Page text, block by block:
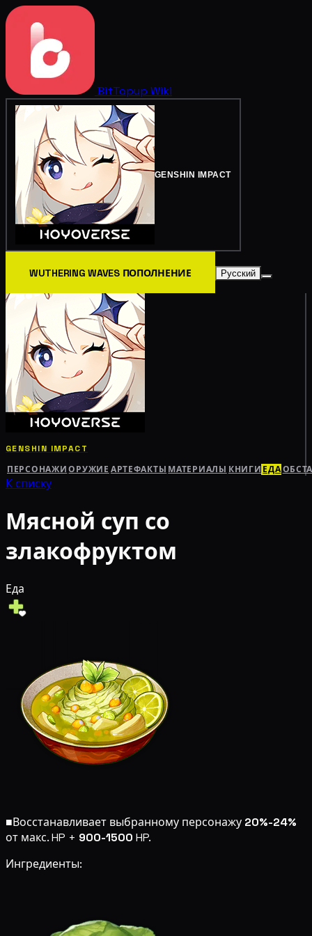
BitTopup Wiki
GENSHIN IMPACT
WUTHERING WAVES ПОПОЛНЕНИЕ Русский
GENSHIN IMPACT
ПЕРСОНАЖИ ОРУЖИЕ АРТЕФАКТЫ МАТЕРИАЛЫ КНИГИ ЕДА
К списку
Мясной суп со
злакофруктом
Еда
■Восстанавливает выбранному персонажу 20%-24%
от макс. HP + 900-1500 HP.
Ингредиенты: